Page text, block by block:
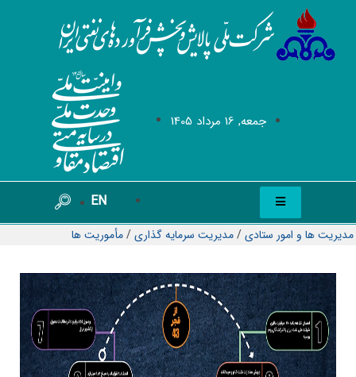
جمعه, 16 مرداد 1405
EN
مدیریت ها و امور ستادی/مدیریت سرمایه گذاری/مأموریت ها